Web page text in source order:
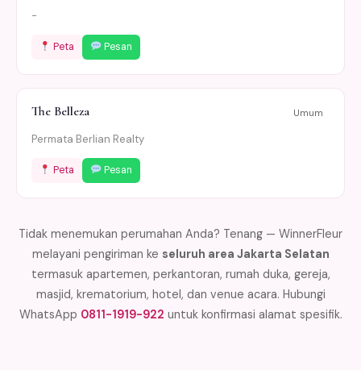
-
Peta Pesan
The Belleza Umum
Permata Berlian Realty
Peta Pesan
Tidak menemukan perumahan Anda? Tenang — WinnerFleur
melayani pengiriman ke seluruh area Jakarta Selatan
termasuk apartemen, perkantoran, rumah duka, gereja,
masjid, krematorium, hotel, dan venue acara. Hubungi
WhatsApp 0811-1919-922 untuk konfirmasi alamat spesifik.